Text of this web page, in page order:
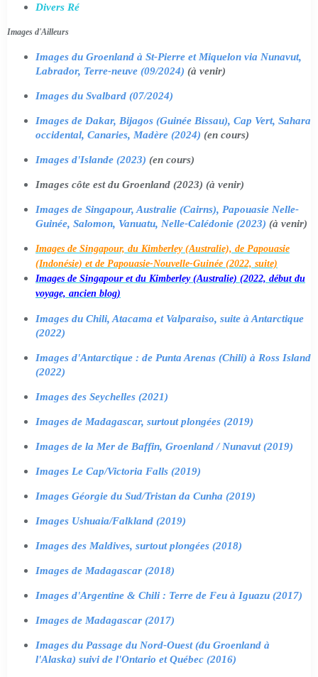
Divers Ré
Images d'Ailleurs
Images du Groenland à St-Pierre et Miquelon via Nunavut,
Labrador, Terre-neuve (09/2024) (à venir)
Images du Svalbard (07/2024)
Images de Dakar, Bijagos (Guinée Bissau), Cap Vert, Sahara
occidental, Canaries, Madère (2024) (en cours)
Images d'Islande (2023) (en cours)
Images côte est du Groenland (2023) (à venir)
Images de Singapour, Australie (Cairns), Papouasie Nelle-
Guinée, Salomon, Vanuatu, Nelle-Calédonie (2023) (à venir)
Images de Singapour, du Kimberley (Australie), de Papouasie
(Indonésie) et de Papouasie-Nouvelle-Guinée (2022, suite)
Images de Singapour et du Kimberley (Australie) (2022, début du
voyage, ancien blog)
Images du Chili, Atacama et Valparaiso, suite à Antarctique
(2022)
Images d'Antarctique : de Punta Arenas (Chili) à Ross Island
(2022)
Images des Seychelles (2021)
Images de Madagascar, surtout plongées (2019)
Images de la Mer de Baffin, Groenland / Nunavut (2019)
Images Le Cap/Victoria Falls (2019)
Images Géorgie du Sud/Tristan da Cunha (2019)
Images Ushuaia/Falkland (2019)
Images des Maldives, surtout plongées (2018)
Images de Madagascar (2018)
Images d'Argentine & Chili : Terre de Feu à Iguazu (2017)
Images de Madagascar (2017)
Images du Passage du Nord-Ouest (du Groenland à
l'Alaska) suivi de l'Ontario et Québec (2016)